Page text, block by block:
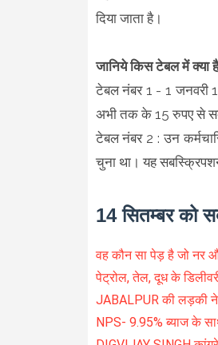
दिया जाता है।
जानिये किस टेबल में क्‍या है
टेबल नंबर 1 - 1 जनवरी
अभी तक के 15 रुपए से
टेबल नंबर 2 : उन
चुना था। यह
14 सितम्बर को
वह कौन सा पेड़ है जो नर और
पेट्रोल, तेल, दूध के
JABALPUR की लड़की ने
NPS- 9.95% ब्याज के